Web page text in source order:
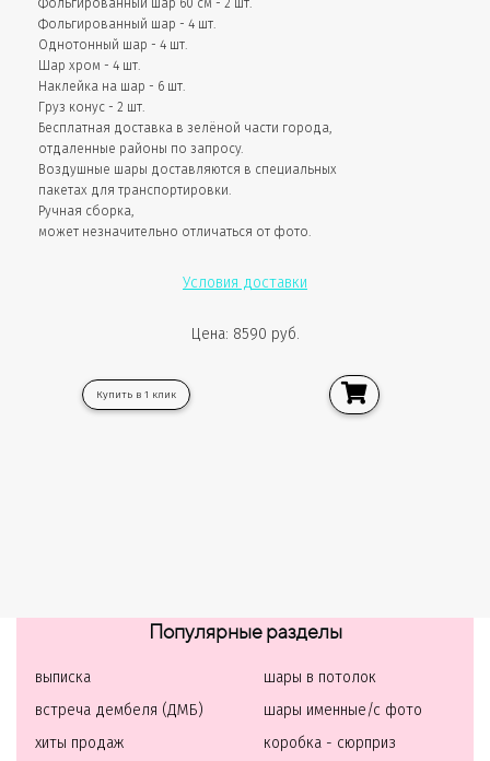
Фольгированный шар 60 см - 2 шт.
Фольгированный шар - 4 шт.
Однотонный шар - 4 шт.
Шар хром - 4 шт.
Наклейка на шар - 6 шт.
Груз конус - 2 шт.
Бесплатная доставка в зелёной части города,
отдаленные районы по запросу.
Воздушные шары доставляются в специальных
пакетах для транспортировки.
Ручная сборка,
может незначительно отличаться от фото.
Условия доставки
Цена: 8590 руб.
Купить в 1 клик
Популярные разделы
выписка
встреча дембеля (ДМБ)
хиты продаж
шары в потолок
шары именные/с фото
коробка - сюрприз